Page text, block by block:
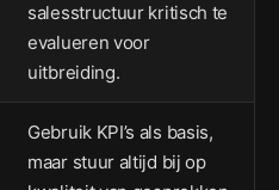
salesstructuur kritisch te
evalueren voor
uitbreiding.
Gebruik KPI’s als basis,
maar stuur altijd bij op